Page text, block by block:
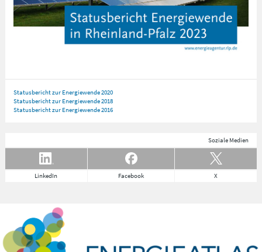
Statusbericht zur Energiewende 2020
Statusbericht zur Energiewende 2018
Statusbericht zur Energiewende 2016
Soziale Medien
LinkedIn Facebook X